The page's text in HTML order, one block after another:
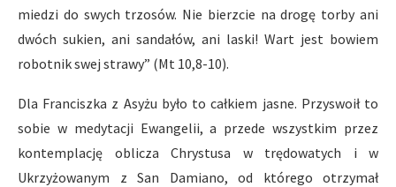
miedzi do swych trzosów. Nie bierzcie na drogę torby ani
dwóch sukien, ani sandałów, ani laski! Wart jest bowiem
robotnik swej strawy” (Mt 10,8-10).
Dla Franciszka z Asyżu było to całkiem jasne. Przyswoił to
sobie w medytacji Ewangelii, a przede wszystkim przez
kontemplację oblicza Chrystusa w trędowatych i w
Ukrzyżowanym z San Damiano, od którego otrzymał